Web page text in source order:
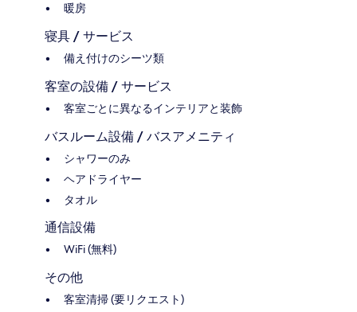
暖房
寝具 / サービス
備え付けのシーツ類
客室の設備 / サービス
客室ごとに異なるインテリアと装飾
バスルーム設備 / バスアメニティ
シャワーのみ
ヘアドライヤー
タオル
通信設備
WiFi (無料)
その他
客室清掃 (要リクエスト)